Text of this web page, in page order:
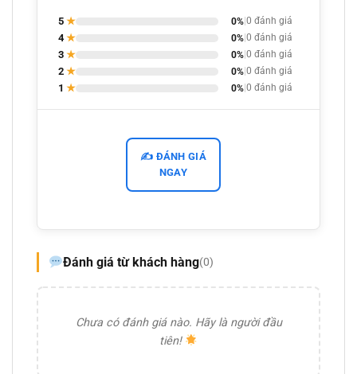
5 ★ 0% 0 đánh giá
4★ 0% 0 đánh giá
3 ★ 0% 0 đánh giá
2 ★ 0% 0 đánh giá
1 ★ 0% 0 đánh giá
✍️ ĐÁNH GIÁ
NGAY
Đánh giá từ khách hàng(0)
Chưa có đánh giá nào. Hãy là người đầu
tiên!